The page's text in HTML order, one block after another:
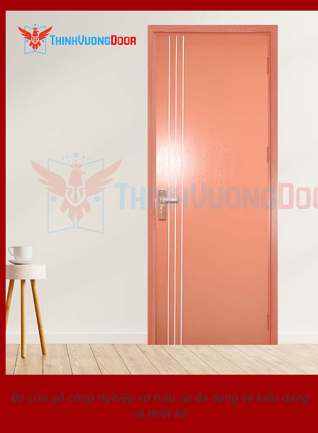
Bộ cửa gỗ công nghiệp sở hữu sự đa dạng về kiểu dáng
và thiết kế